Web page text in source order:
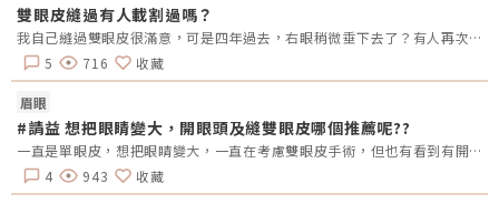
雙眼皮縫過有人載割過嗎？
我自己縫過雙眼皮很滿意，可是四年過去，右眼稍微垂下去了？有人再次縫？或者換成割的？又或者聽說可以去掉一些眼皮脂肪的經驗嗎？
5
716 收藏
眉眼
#請益 想把眼睛變大，開眼頭及縫雙眼皮哪個推薦呢??
一直是單眼皮，想把眼睛變大，一直在考慮雙眼皮手術，但也有看到有開眼頭的手術，哪總推薦呢?還是兩個都做??需要注意甚麼嗎??
4
943 收藏